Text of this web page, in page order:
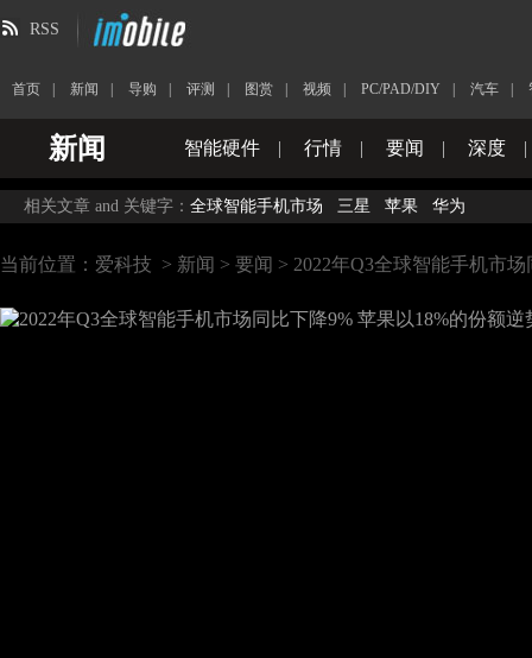
RSS
首页 新闻 导购 评测 图赏 视频 PC/PAD/DIY 汽车
新闻 智能硬件 | 行情 | 要闻 | 深度 |
相关文章 and 关键字： 全球智能手机市场 三星 苹果 华为
当前位置： 爱科技 > 新闻 > 要闻 > 2022年Q3全球智能手机市